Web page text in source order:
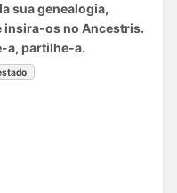
sua genealogia,
insira-os no Ancestris.
a, partilhe-a.